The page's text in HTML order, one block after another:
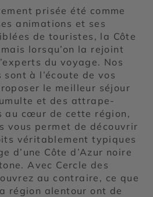
prisée été comme
animations et ses
de touristes, la Côte
lorsqu’on la rejoint
du voyage. Nos
à l’écoute de vos
le meilleur séjour
et des attrape-
au cœur de cette région,
vous permet de découvrir
véritablement typiques
d’une Côte d’Azur noire
Avec Cercle des
au contraire, ce que
région alentour ont de